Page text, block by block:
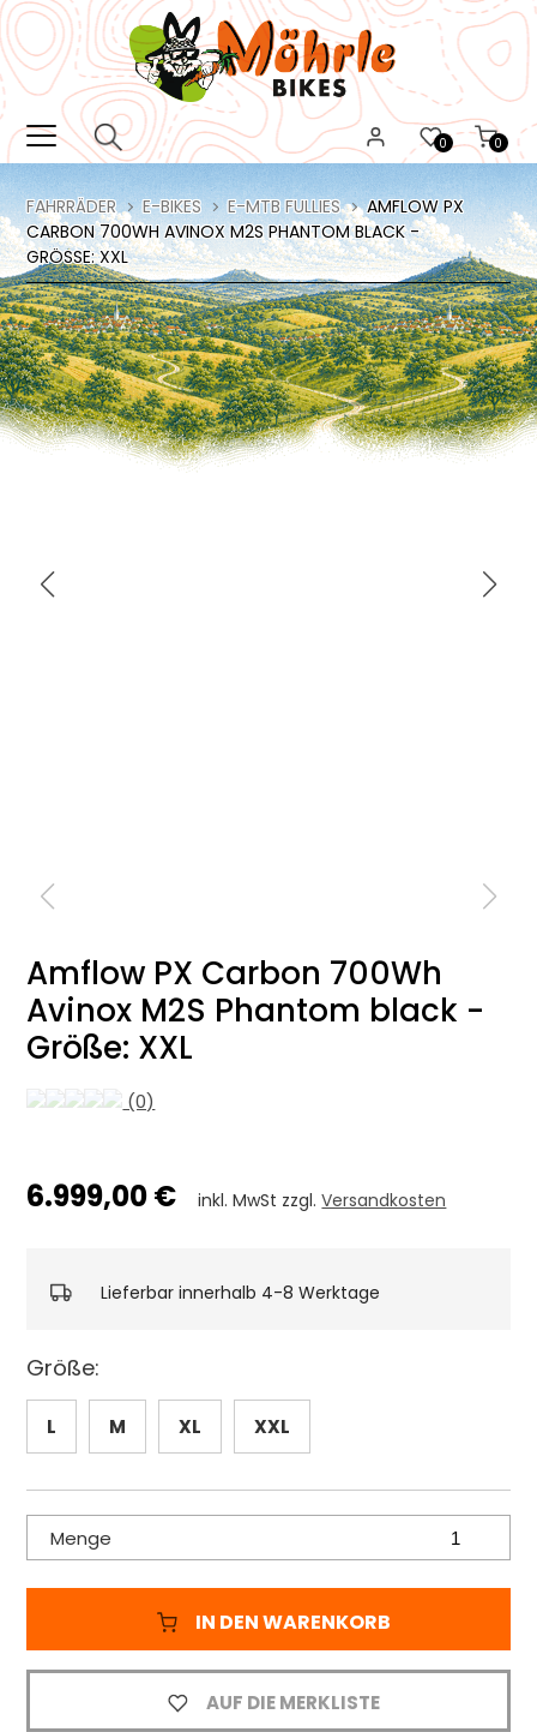
0
0
FAHRRÄDER E-BIKES E-MTB FULLIES
AMFLOW PX
CARBON 700WH AVINOX M2S PHANTOM BLACK -
GRÖSSE: XXL
Amflow PX Carbon 700Wh
Avinox M2S Phantom black -
Größe: XXL
(0)
6.999,00 € inkl. MwSt zzgl.Versandkosten
Lieferbar innerhalb 4-8 Werktage
Größe:
L M XL XXL
Menge
IN DEN WARENKORB
AUF DIE MERKLISTE